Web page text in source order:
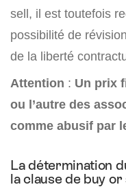
sell, il est toutefois
possibilité de
de la liberté
Attention : Un prix
ou l’autre des
comme abusif par
La détermination
la clause de buy or